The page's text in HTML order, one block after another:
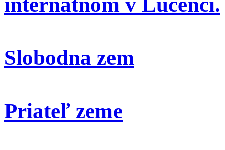
Slobodna zem
Priateľ zeme